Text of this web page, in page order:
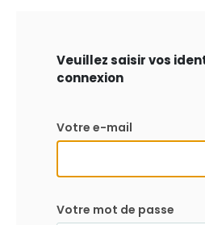
Veuillez saisir vos
connexion
Votre e-mail
Votre mot de passe